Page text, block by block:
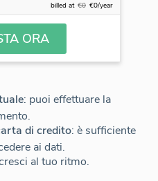
billed at €0 €0/year
ORA
: puoi effettuare la
di credito: è sufficiente
ai dati.
al tuo ritmo.